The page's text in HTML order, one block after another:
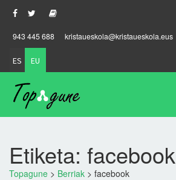
943 445 688 kristaueskola@kristaueskola.eus
ES EU
Etiketa: facebook
Topagune > Berriak > facebook